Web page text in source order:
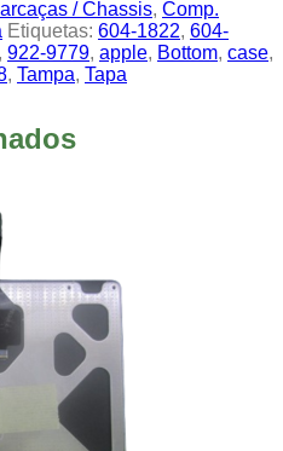
/ Chassis, Comp.
Etiquetas: 604-1822, 604-
, 922-9779, apple, Bottom, case,
, Tampa, Tapa